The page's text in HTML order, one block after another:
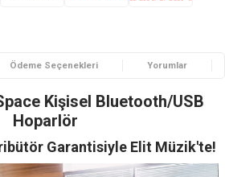
Ödeme Seçenekleri Yorumlar
Kişisel Bluetooth/USB
Hoparlör
Garantisiyle Elit Müzik'te!